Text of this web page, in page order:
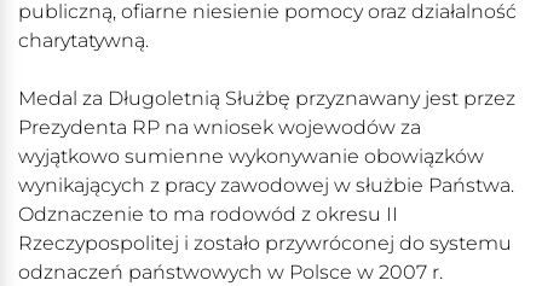
publiczną, ofiarne niesienie pomocy oraz działalność
charytatywną.
Medal za Długoletnią Służbę przyznawany jest przez
Prezydenta RP na wniosek wojewodów za
wyjątkowo sumienne wykonywanie obowiązków
wynikających z pracy zawodowej w służbie Państwa.
Odznaczenie to ma rodowód z okresu II
Rzeczypospolitej i zostało przywróconej do systemu
odznaczeń państwowych w Polsce w 2007 r.